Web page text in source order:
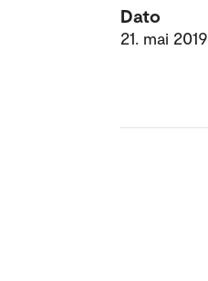
Dato
21. mai 2019